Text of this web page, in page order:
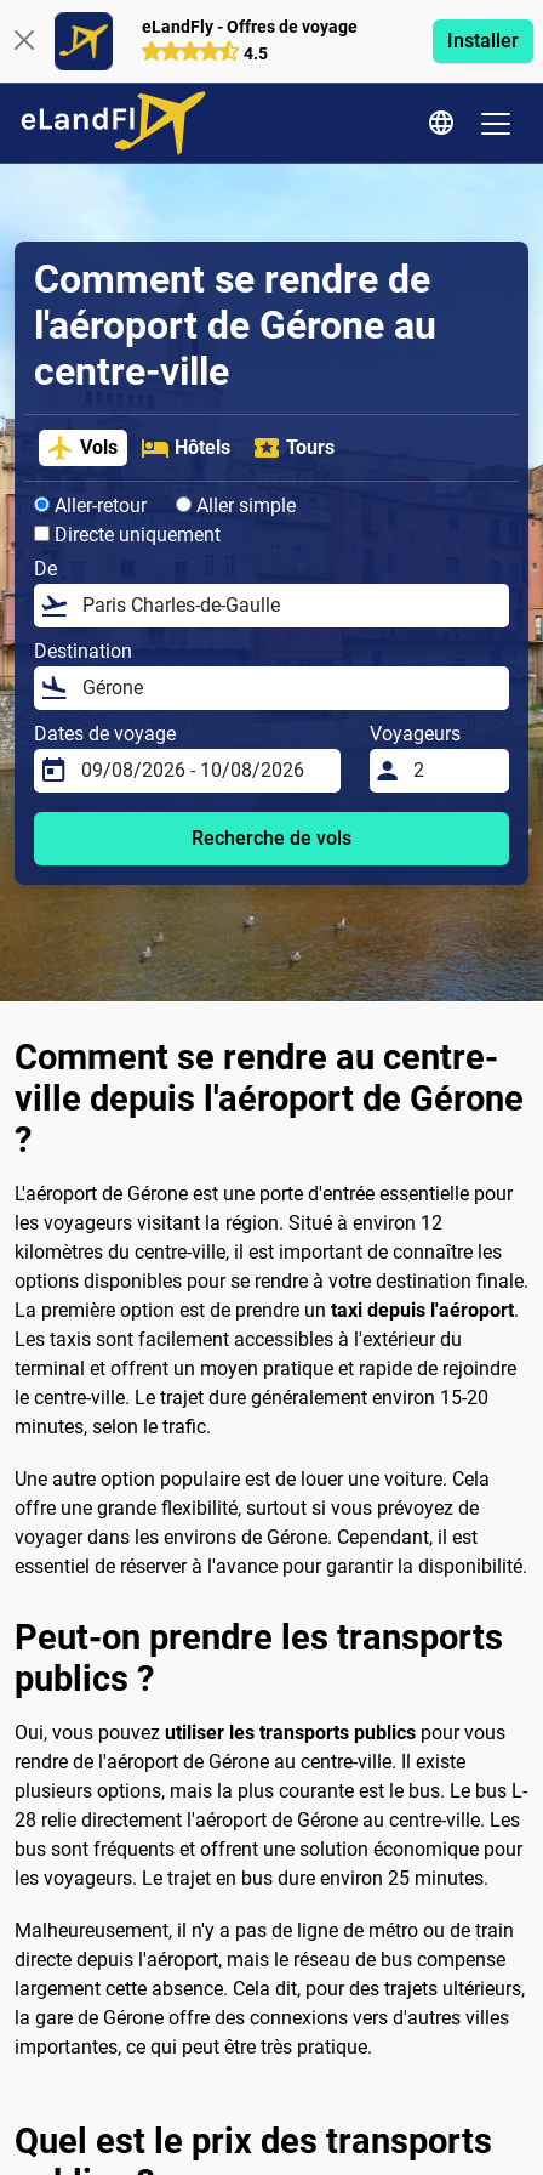
eLandFly - Offres de voyage
4.5
Installer
Comment se rendre de
l'aéroport de Gérone au
centre-ville
Vols Hôtels Tours
Aller-retour
Aller simple
Directe uniquement
De
Destination
Dates de voyage Voyageurs
Recherche de vols
Comment se rendre au centre-
ville depuis l'aéroport de Gérone
?
L'aéroport de Gérone est une porte d'entrée essentielle pour
les voyageurs visitant la région. Situé à environ 12
kilomètres du centre-ville, il est important de connaître les
options disponibles pour se rendre à votre destination finale.
La première option est de prendre un taxi depuis l'aéroport.
Les taxis sont facilement accessibles à l'extérieur du
terminal et offrent un moyen pratique et rapide de rejoindre
le centre-ville. Le trajet dure généralement environ 15-20
minutes, selon le trafic.
Une autre option populaire est de louer une voiture. Cela
offre une grande flexibilité, surtout si vous prévoyez de
voyager dans les environs de Gérone. Cependant, il est
essentiel de réserver à l'avance pour garantir la disponibilité.
Peut-on prendre les transports
publics ?
Oui, vous pouvez utiliser les transports publics pour vous
rendre de l'aéroport de Gérone au centre-ville. Il existe
plusieurs options, mais la plus courante est le bus. Le bus L-
28 relie directement l'aéroport de Gérone au centre-ville. Les
bus sont fréquents et offrent une solution économique pour
les voyageurs. Le trajet en bus dure environ 25 minutes.
Malheureusement, il n'y a pas de ligne de métro ou de train
directe depuis l'aéroport, mais le réseau de bus compense
largement cette absence. Cela dit, pour des trajets ultérieurs,
la gare de Gérone offre des connexions vers d'autres villes
importantes, ce qui peut être très pratique.
Quel est le prix des transports